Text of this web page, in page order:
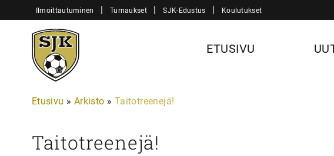
sisältöön
Ilmoittautuminen | Turnaukset | SJK-Edustus | Koulutukset
Sjk-
Juniorit
ETUSIVU
Etusivu » Arkisto » Taitotreenejä!
Taitotreenejä!